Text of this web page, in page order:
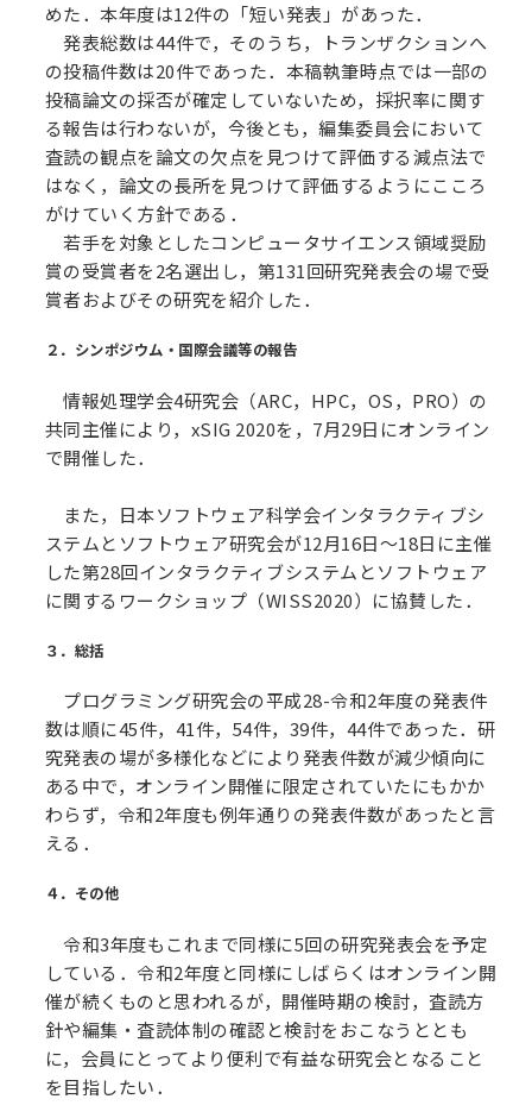
めた．本年度は12件の「短い発表」があった．
発表総数は44件で，そのうち，トランザクションへ
の投稿件数は20件であった．本稿執筆時点では一部の
投稿論文の採否が確定していないため，採択率に関す
る報告は行わないが，今後とも，編集委員会において
査読の観点を論文の欠点を見つけて評価する減点法で
はなく，論文の長所を見つけて評価するようにこころ
がけていく方針である．
若手を対象としたコンピュータサイエンス領域奨励
賞の受賞者を2名選出し，第131回研究発表会の場で受
賞者およびその研究を紹介した．
２．シンポジウム・国際会議等の報告
情報処理学会4研究会（ARC，HPC，OS，PRO）の
共同主催により，xSIG 2020を，7月29日にオンライン
で開催した．
また，日本ソフトウェア科学会インタラクティブシ
ステムとソフトウェア研究会が12月16日〜18日に主催
した第28回インタラクティブシステムとソフトウェア
に関するワークショップ（WISS2020）に協賛した．
３．総括
プログラミング研究会の平成28-令和2年度の発表件
数は順に45件，41件，54件，39件，44件であった．研
究発表の場が多様化などにより発表件数が減少傾向に
ある中で，オンライン開催に限定されていたにもかか
わらず，令和2年度も例年通りの発表件数があったと言
える．
４．その他
令和3年度もこれまで同様に5回の研究発表会を予定
している．令和2年度と同様にしばらくはオンライン開
催が続くものと思われるが，開催時期の検討，査読方
針や編集・査読体制の確認と検討をおこなうととも
に，会員にとってより便利で有益な研究会となること
を目指したい．